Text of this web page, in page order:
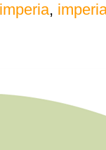
imperia,